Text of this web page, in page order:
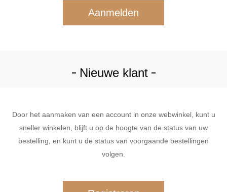
Nieuwe klant
Door het aanmaken van een account in onze webwinkel, kunt u
sneller winkelen, blijft u op de hoogte van de status van uw
bestelling, en kunt u de status van voorgaande bestellingen
volgen.